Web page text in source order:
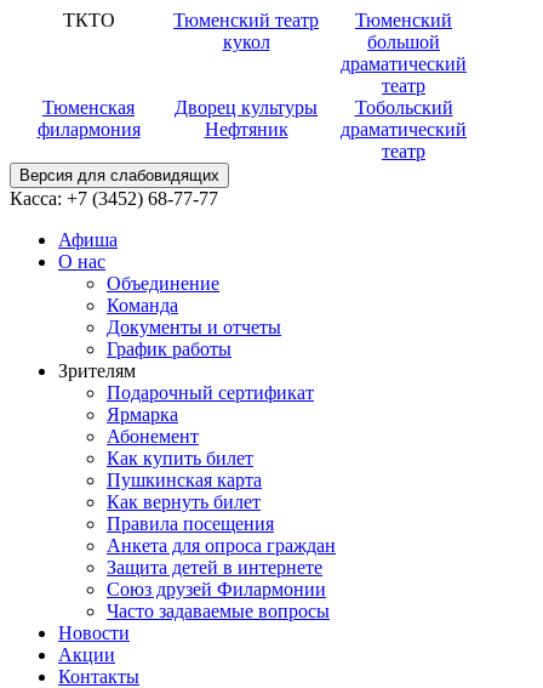
ТКТО
Тюменский театр
кукол
Тюменский
большой
драматический
театр
Тюменская
филармония
Дворец культуры
Нефтяник
Тобольский
драматический
театр
Версия для слабовидящих
Касса: +7 (3452) 68-77-77
Афиша
О нас
Объединение
Команда
Документы и отчеты
График работы
Зрителям
Подарочный сертификат
Ярмарка
Абонемент
Как купить билет
Пушкинская карта
Как вернуть билет
Правила посещения
Анкета для опроса граждан
Защита детей в интернете
Союз друзей Филармонии
Часто задаваемые вопросы
Новости
Акции
Контакты